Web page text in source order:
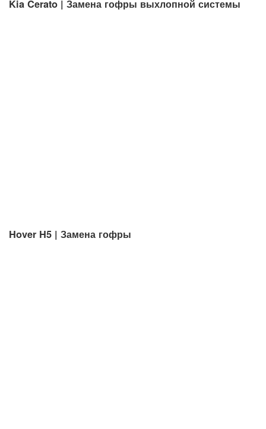
Kia Cerato | Замена гофры выхлопной системы
Hover H5 | Замена гофры